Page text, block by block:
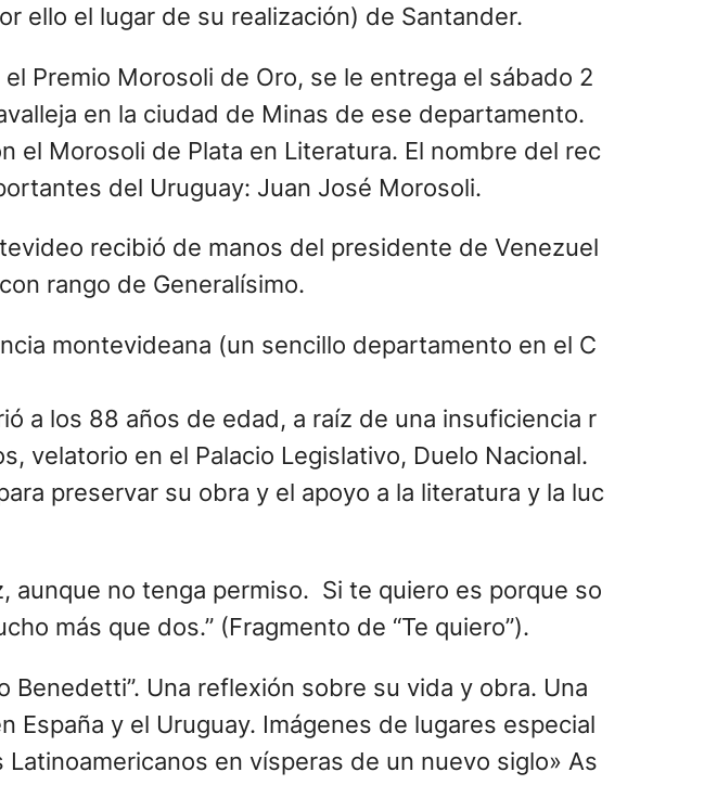
ello el lugar de su realización) de Santander.
Premio Morosoli de Oro, se le entrega el sábado 2
en la ciudad de Minas de ese departamento.
el Morosoli de Plata en Literatura. El nombre del rec
del Uruguay: Juan José Morosoli.
recibió de manos del presidente de Venezuel
rango de Generalísimo.
montevideana (un sencillo departamento en el C
a los 88 años de edad, a raíz de una insuficiencia r
velatorio en el Palacio Legislativo, Duelo Nacional.
preservar su obra y el apoyo a la literatura y la luc
aunque no tenga permiso. Si te quiero es porque so
más que dos.” (Fragmento de “Te quiero”).
Una reflexión sobre su vida y obra. Una
y el Uruguay. Imágenes de lugares especial
en vísperas de un nuevo siglo» As